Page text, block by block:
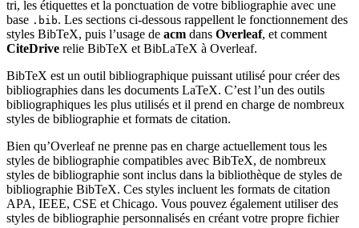
tri, les étiquettes et la ponctuation de votre bibliographie avec une
base .bib. Les sections ci-dessous rappellent le fonctionnement des
styles BibTeX, puis l’usage de acm dans Overleaf, et comment
CiteDrive relie BibTeX et BibLaTeX à Overleaf.
BibTeX est un outil bibliographique puissant utilisé pour créer des
bibliographies dans les documents LaTeX. C’est l’un des outils
bibliographiques les plus utilisés et il prend en charge de nombreux
styles de bibliographie et formats de citation.
Bien qu’Overleaf ne prenne pas en charge actuellement tous les
styles de bibliographie compatibles avec BibTeX, de nombreux
styles de bibliographie sont inclus dans la bibliothèque de styles de
bibliographie BibTeX. Ces styles incluent les formats de citation
APA, IEEE, CSE et Chicago. Vous pouvez également utiliser des
styles de bibliographie personnalisés en créant votre propre fichier